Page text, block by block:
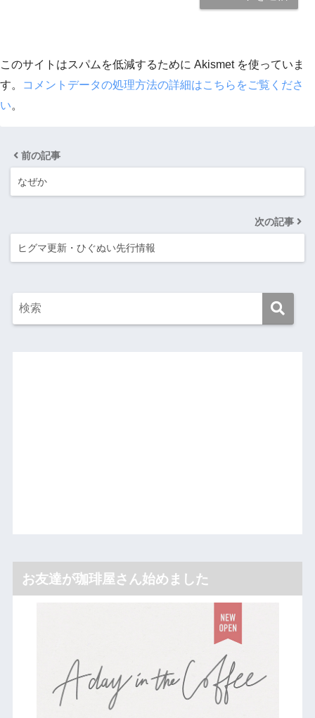
このサイトはスパムを低減するために Akismet を使っていま
す。
コメントデータの処理方法の詳細はこちらをご覧くださ
い。
前の記事
なぜか
次の記事
ヒグマ更新・ひぐぬい先行情報
お友達が珈琲屋さん始めました